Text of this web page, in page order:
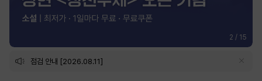
2 / 15
점검 안내 [2026.08.11]